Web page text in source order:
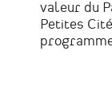
valeur du
Petites